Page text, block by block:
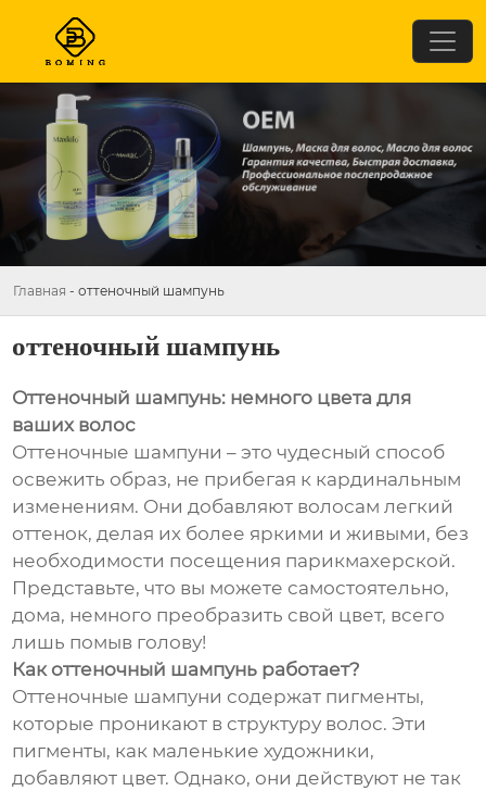
Главная - оттеночный шампунь
оттеночный шампунь
Оттеночный шампунь: немного цвета для
ваших волос
Оттеночные шампуни – это чудесный способ
освежить образ, не прибегая к кардинальным
изменениям. Они добавляют волосам легкий
оттенок, делая их более яркими и живыми, без
необходимости посещения парикмахерской.
Представьте, что вы можете самостоятельно,
дома, немного преобразить свой цвет, всего
лишь помыв голову!
Как оттеночный шампунь работает?
Оттеночные шампуни содержат пигменты,
которые проникают в структуру волос. Эти
пигменты, как маленькие художники,
добавляют цвет. Однако, они действуют не так